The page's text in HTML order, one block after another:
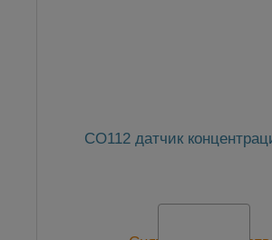
CO112 датчик